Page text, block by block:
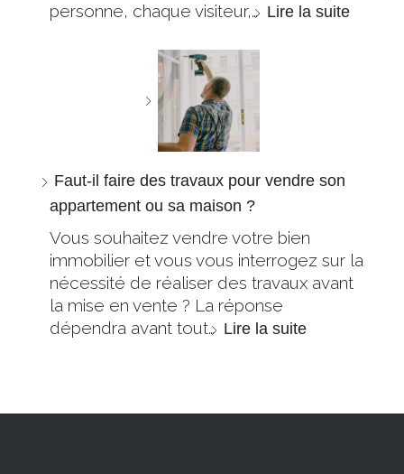
personne, chaque visiteur,… Lire la suite
Faut-il faire des travaux pour vendre son
appartement ou sa maison ?
Vous souhaitez vendre votre bien
immobilier et vous vous interrogez sur la
nécessité de réaliser des travaux avant
la mise en vente ? La réponse
dépendra avant tout… Lire la suite